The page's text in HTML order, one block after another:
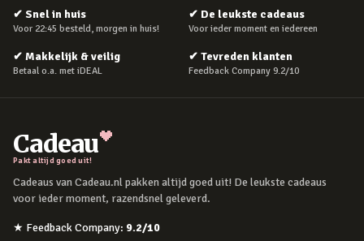
✔ Snel in huis
Voor 22:45 besteld, morgen in huis!
✔ De leukste cadeaus
Voor ieder moment en iedereen
✔ Makkelijk & veilig
Betaal o.a. met iDEAL
✔ Tevreden klanten
Feedback Company 9.2/10
Cadeau
Pakt altijd goed uit!
Cadeaus van Cadeau.nl pakken altijd goed uit! De leukste cadeaus
voor ieder moment, razendsnel geleverd.
★ Feedback Company: 9.2/10